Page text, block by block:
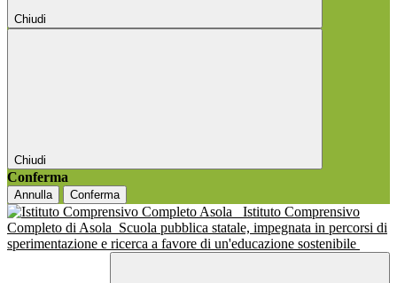
Chiudi
Chiudi
Conferma
Annulla Conferma
Istituto Comprensivo
Completo di Asola Scuola pubblica statale, impegnata in percorsi di
sperimentazione e ricerca a favore di un'educazione sostenibile